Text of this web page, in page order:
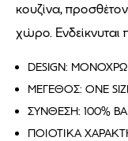
κουζίνα,
χώρο. Ενδείκνυται
DESIGN:
ΜΕΓΕΘΟΣ: ONE
ΣΥΝΘΕΣΗ: 100%
ΠΟΙΟΤΙΚΑ